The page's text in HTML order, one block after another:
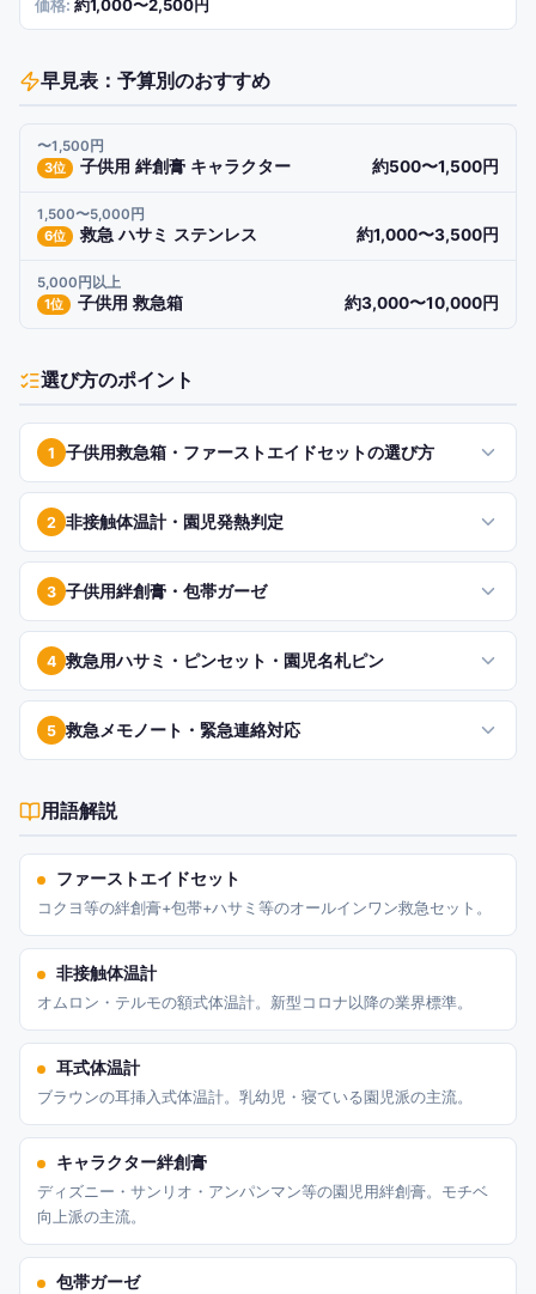
約1,000〜2,500円
早見表：予算別のおすすめ
〜1,500円
3位 子供用 絆創膏 キャラクター 約500〜1,500円
1,500〜5,000円
6位 救急 ハサミ ステンレス 約1,000〜3,500円
5,000円以上
1位 子供用 救急箱 約3,000〜10,000円
選び方のポイント
1 子供用救急箱・ファーストエイドセットの選び方
2 非接触体温計・園児発熱判定
3 子供用絆創膏・包帯ガーゼ
4 救急用ハサミ・ピンセット・園児名札ピン
5 救急メモノート・緊急連絡対応
用語解説
ファーストエイドセット
コクヨ等の絆創膏+包帯+ハサミ等のオールインワン救急セット。
非接触体温計
オムロン・テルモの額式体温計。新型コロナ以降の業界標準。
耳式体温計
ブラウンの耳挿入式体温計。乳幼児・寝ている園児派の主流。
キャラクター絆創膏
ディズニー・サンリオ・アンパンマン等の園児用絆創膏。モチベ
向上派の主流。
包帯ガーゼ